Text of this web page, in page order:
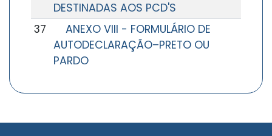
DESTINADAS AOS PCD'S
37
ANEXO VIII - FORMULÁRIO DE
AUTODECLARAÇÃO–PRETO OU
PARDO